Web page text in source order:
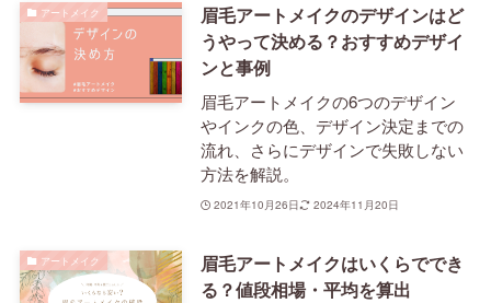
アートメイク
眉毛アートメイクのデザインはど
うやって決める？おすすめデザイ
ンと事例
眉毛アートメイクの6つのデザイン
やインクの色、デザイン決定までの
流れ、さらにデザインで失敗しない
方法を解説。
2021年10月26日 2024年11月20日
アートメイク
眉毛アートメイクはいくらででき
る？値段相場・平均を算出